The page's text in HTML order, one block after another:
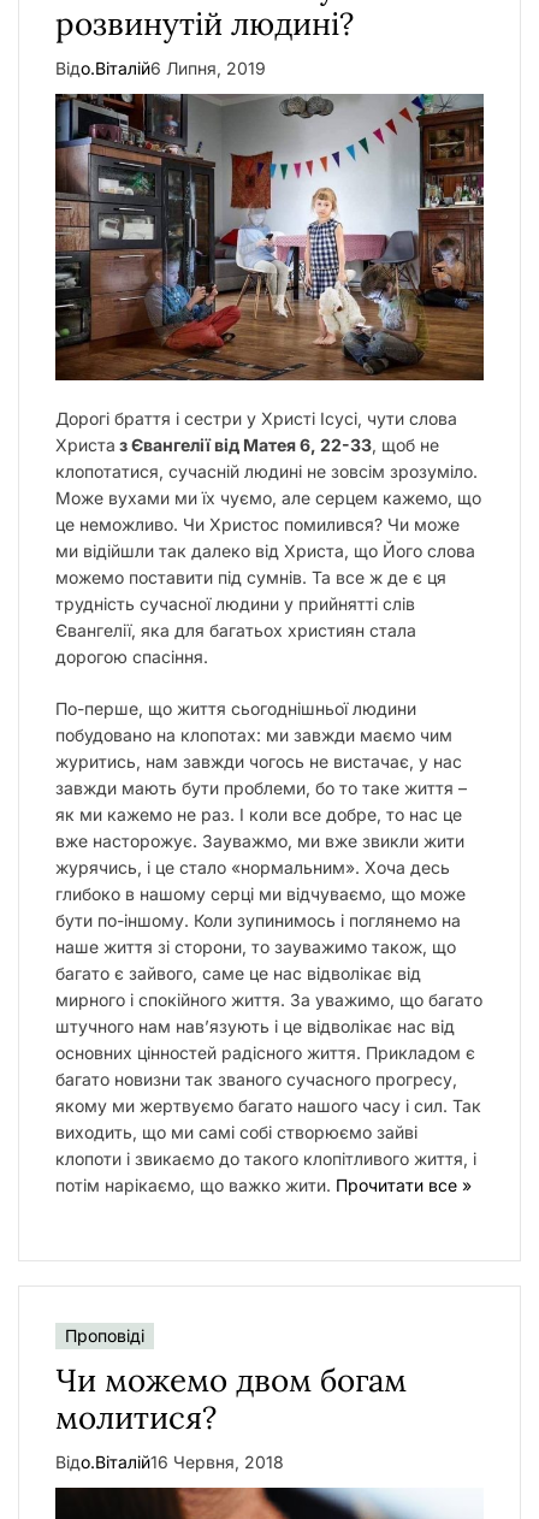
розвинутій людині?
Відо.Віталій6 Липня, 2019
Дорогі браття і сестри у Христі Ісусі, чути слова
Христа з Євангелії від Матея 6, 22-33, щоб не
клопотатися, сучасній людині не зовсім зрозуміло.
Може вухами ми їх чуємо, але серцем кажемо, що
це неможливо. Чи Христос помилився? Чи може
ми відійшли так далеко від Христа, що Його слова
можемо поставити під сумнів. Та все ж де є ця
трудність сучасної людини у прийнятті слів
Євангелії, яка для багатьох християн стала
дорогою спасіння.
По-перше, що життя сьогоднішньої людини
побудовано на клопотах: ми завжди маємо чим
журитись, нам завжди чогось не вистачає, у нас
завжди мають бути проблеми, бо то таке життя –
як ми кажемо не раз. І коли все добре, то нас це
вже насторожує. Зауважмо, ми вже звикли жити
журячись, і це стало «нормальним». Хоча десь
глибоко в нашому серці ми відчуваємо, що може
бути по-іншому. Коли зупинимось і поглянемо на
наше життя зі сторони, то зауважимо також, що
багато є зайвого, саме це нас відволікає від
мирного і спокійного життя. За уважимо, що багато
штучного нам нав’язують і це відволікає нас від
основних цінностей радісного життя. Прикладом є
багато новизни так званого сучасного прогресу,
якому ми жертвуємо багато нашого часу і сил. Так
виходить, що ми самі собі створюємо зайві
клопоти і звикаємо до такого клопітливого життя, і
потім нарікаємо, що важко жити. Прочитати все »
Проповіді
Чи можемо двом богам
молитися?
Відо.Віталій16 Червня, 2018